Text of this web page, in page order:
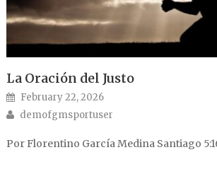
La Oración del Justo
Posted on
February 22, 2026
Author
demofgmsportuser
Por Florentino García Medina Santiago